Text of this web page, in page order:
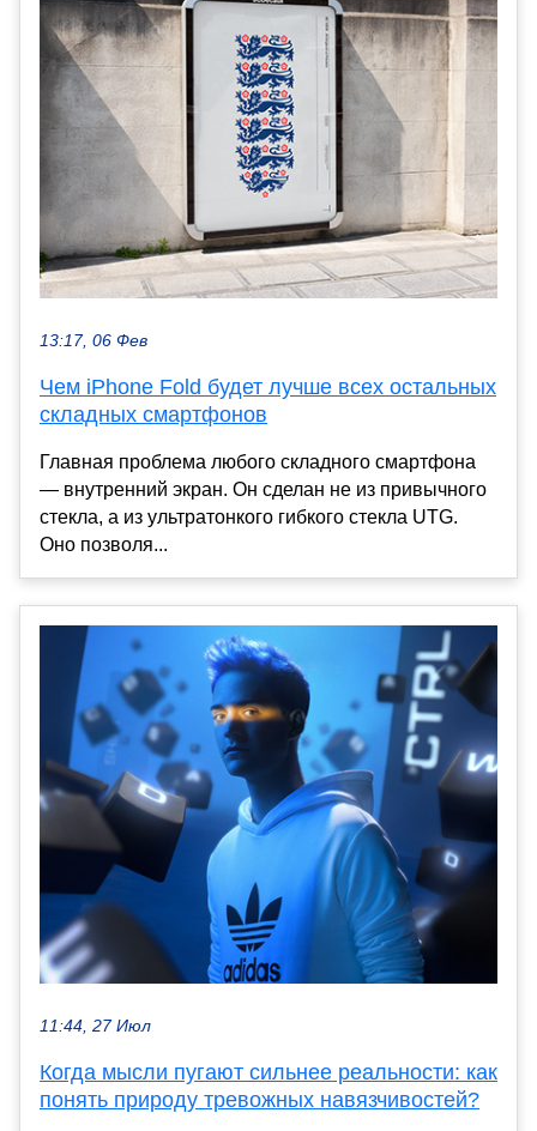
13:17, 06 Фев
Чем iPhone Fold будет лучше всех остальных
складных смартфонов
Главная проблема любого складного смартфона
— внутренний экран. Он сделан не из привычного
стекла, а из ультратонкого гибкого стекла UTG.
Оно позволя...
11:44, 27 Июл
Когда мысли пугают сильнее реальности: как
понять природу тревожных навязчивостей?